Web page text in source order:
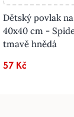
Dětský povlak
40x40 cm -
tmavě hnědá
57 Kč